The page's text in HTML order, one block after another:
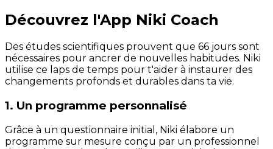
Découvrez l'App Niki Coach
Des études scientifiques prouvent que 66 jours sont
nécessaires pour ancrer de nouvelles habitudes. Niki
utilise ce laps de temps pour t'aider à instaurer des
changements profonds et durables dans ta vie.
1. Un programme personnalisé
Grâce à un questionnaire initial, Niki élabore un
programme sur mesure conçu par un professionnel